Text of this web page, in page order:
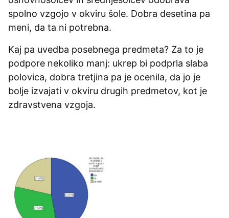
spolno vzgojo v okviru šole. Dobra desetina pa
meni, da ta ni potrebna.
Kaj pa uvedba posebnega predmeta? Za to je
podpore nekoliko manj: ukrep bi podprla slaba
polovica, dobra tretjina pa je ocenila, da jo je
bolje izvajati v okviru drugih predmetov, kot je
zdravstvena vzgoja.